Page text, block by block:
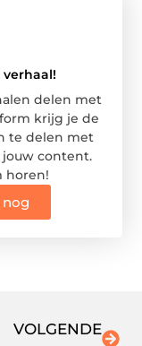
delen met
krijg je de
te delen met
jouw content.
horen!
nog
VOLGENDE